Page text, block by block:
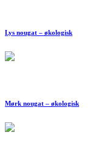
Lys nougat – økologisk
Mørk nougat – økologisk